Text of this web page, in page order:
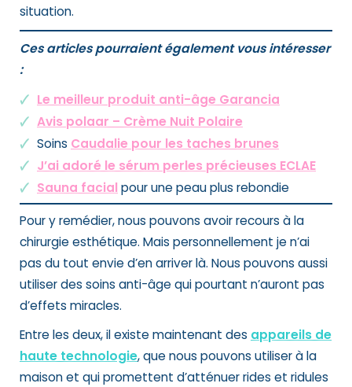
situation.
Ces articles pourraient également vous intéresser
:
Le meilleur produit anti-âge Garancia
Avis polaar – Crème Nuit Polaire
Soins Caudalie pour les taches brunes
J’ai adoré le sérum perles précieuses ECLAE
Sauna facial pour une peau plus rebondie
Pour y remédier, nous pouvons avoir recours à la
chirurgie esthétique. Mais personnellement je n’ai
pas du tout envie d’en arriver là. Nous pouvons aussi
utiliser des soins anti-âge qui pourtant n’auront pas
d’effets miracles.
Entre les deux, il existe maintenant des appareils de
haute technologie, que nous pouvons utiliser à la
maison et qui promettent d’atténuer rides et ridules